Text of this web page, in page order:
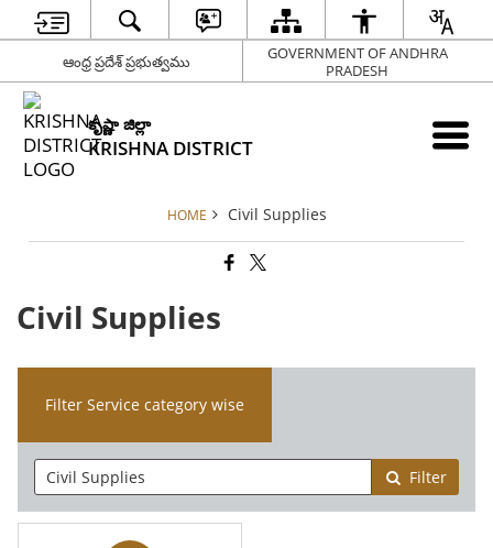
ఆంధ్ర ప్రదేశ్ ప్రభుత్వము
GOVERNMENT OF ANDHRA
PRADESH
కృష్ణా జిల్లా
KRISHNA DISTRICT
HOME Civil Supplies
Civil Supplies
Filter Service category wise
Filter